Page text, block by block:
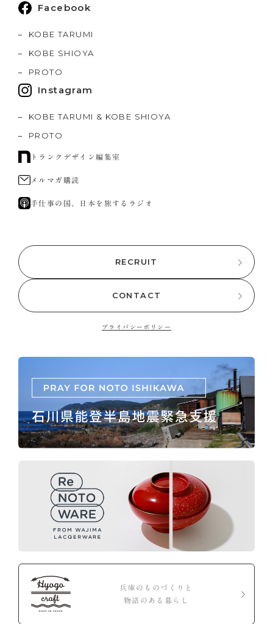
Facebook
KOBE TARUMI
KOBE SHIOYA
PROTO
Instagram
KOBE TARUMI & KOBE SHIOYA
PROTO
トランクデザイン編集室
メルマガ購読
手仕事の国、日本を旅するラジオ
RECRUIT
CONTACT
プライバシーポリシー
兵庫のものづくりと
物語のある暮らし